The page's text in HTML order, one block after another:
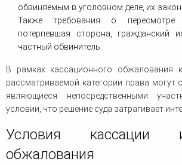
обвиняемым в уголовном деле, их
Также требования о пересмотре
потерпевшая сторона, гражданский
частный обвинитель.
В рамках кассационного обжалования
рассматриваемой категории права могут
являющиеся непосредственными
условии, что решение суда затрагивает
Условия кассации
обжалования